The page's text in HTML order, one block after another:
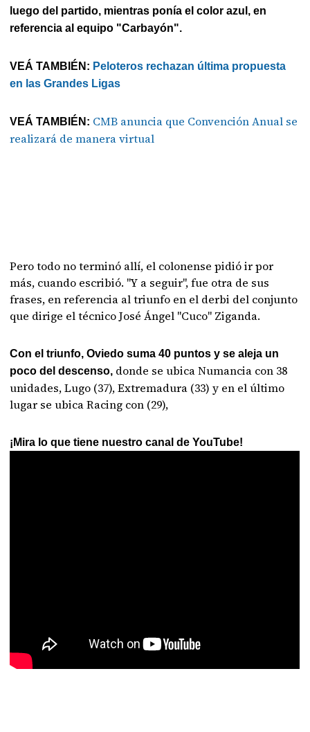
luego del partido, mientras ponía el color azul, en
referencia al equipo "Carbayón".
VEÁ TAMBIÉN: Peloteros rechazan última propuesta
en las Grandes Ligas
VEÁ TAMBIÉN: CMB anuncia que Convención Anual se
realizará de manera virtual
Pero todo no terminó allí, el colonense pidió ir por
más, cuando escribió. "Y a seguir", fue otra de sus
frases, en referencia al triunfo en el derbi del conjunto
que dirige el técnico José Ángel "Cuco" Ziganda.
Con el triunfo, Oviedo suma 40 puntos y se aleja un
poco del descenso, donde se ubica Numancia con 38
unidades, Lugo (37), Extremadura (33) y en el último
lugar se ubica Racing con (29),
¡Mira lo que tiene nuestro canal de YouTube!